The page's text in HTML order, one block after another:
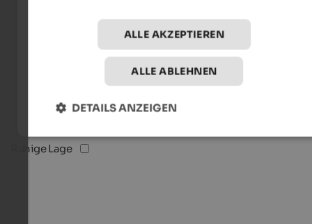
Ruhige Lage
ALLE AKZEPTIEREN
ALLE ABLEHNEN
DETAILS ANZEIGEN